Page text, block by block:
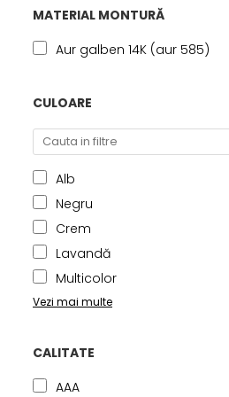
MATERIAL MONTURĂ
Aur galben 14K (aur 585)
CULOARE
Alb
Negru
Crem
Lavandă
Multicolor
Vezi mai multe
CALITATE
AAA